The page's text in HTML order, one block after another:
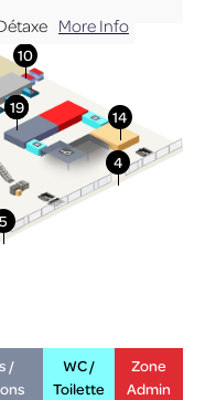
More Info
/
WC /
Toilette
Zone
Admin